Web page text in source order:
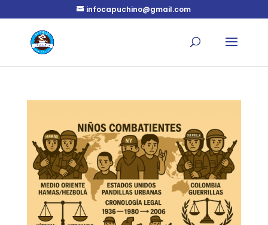
infocapuchino@gmail.com